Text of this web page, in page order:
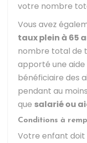
votre nombre
Vous avez
taux plein à 65
nombre total de
apporté une
bénéficiaire des
pendant au
que salarié ou
Conditions à
Votre enfant